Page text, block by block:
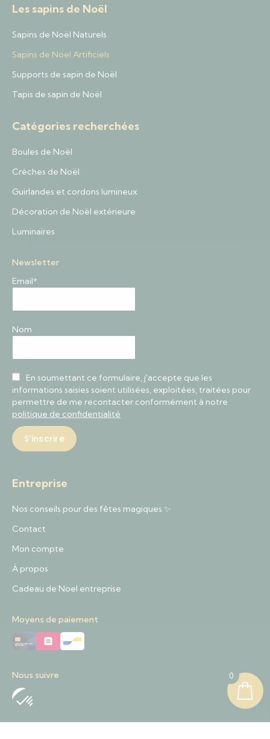
Les sapins de Noël
Sapins de Noël Naturels
Sapins de Noël Artificiels
Supports de sapin de Noël
Tapis de sapin de Noël
Catégories recherchées
Boules de Noël
Crèches de Noël
Guirlandes et cordons lumineux
Décoration de Noël extérieure
Luminaires
Newsletter
Email*
Nom
En soumettant ce formulaire, j'accepte que les
informations saisies soient utilisées, exploitées, traitées pour
permettre de me recontacter conformément à notre
politique de confidentialité
Entreprise
Nos conseils pour des fêtes magiques ✨
Contact
Mon compte
À propos
Cadeau de Noel entreprise
Moyens de paiement
Nous suivre 0